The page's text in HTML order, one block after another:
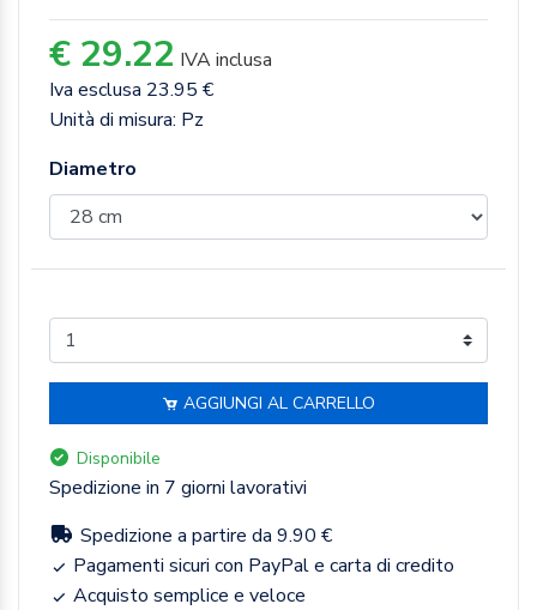
€ 29.22 IVA inclusa
Iva esclusa 23.95 €
Unità di misura: Pz
Diametro
AGGIUNGI AL CARRELLO
Disponibile
Spedizione in 7 giorni lavorativi
Spedizione a partire da 9.90 €
Pagamenti sicuri con PayPal e carta di credito
Acquisto semplice e veloce